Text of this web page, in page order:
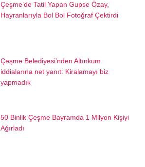
Çeşme’de Tatil Yapan Gupse Özay,
Hayranlarıyla Bol Bol Fotoğraf Çektirdi
Çeşme Belediyesi’nden Altınkum
iddialarına net yanıt: Kiralamayı biz
yapmadık
50 Binlik Çeşme Bayramda 1 Milyon Kişiyi
Ağırladı